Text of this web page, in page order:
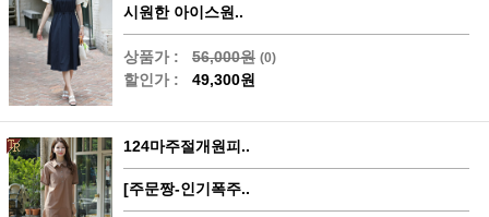
시원한 아이스원..
상품가 : 56,000원 (0)
할인가 : 49,300원
124마주절개원피..
[주문짱-인기폭주..